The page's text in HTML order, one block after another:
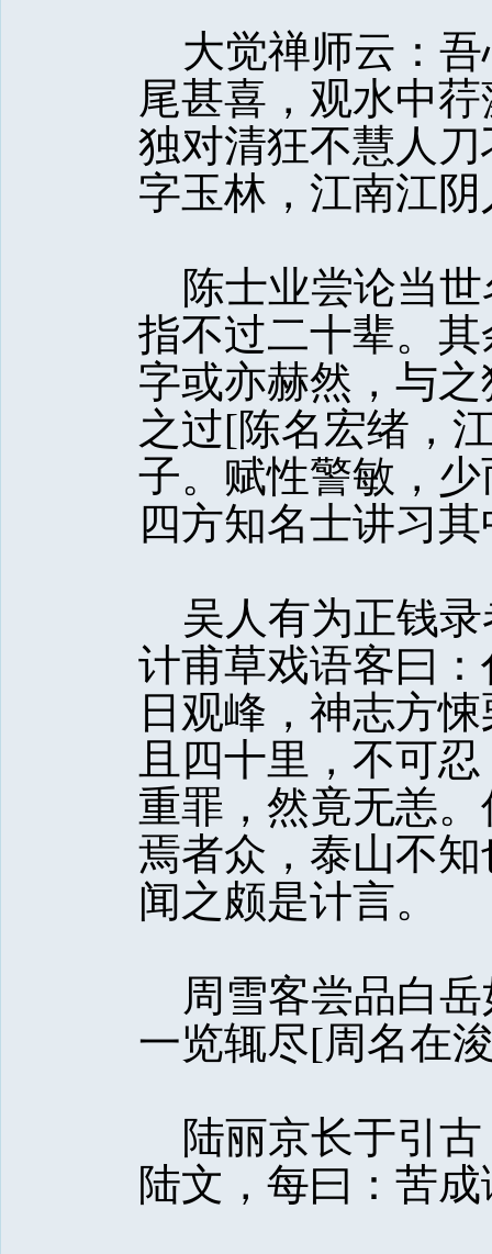
大觉禅师云：吾
尾甚喜，观水中
独对清狂不慧人
字玉林，江南江
陈士业尝论当世
指不过二十辈。
字或亦赫然，与
之过[陈名宏绪，
子。赋性警敏，
四方知名士讲习
吴人有为正钱录
计甫草戏语客曰
日观峰，神志方
且四十里，不可
重罪，然竟无恙
焉者众，泰山不
闻之颇是计言。
周雪客尝品白岳
一览辄尽[周名在
陆丽京长于引古
陆文，每曰：苦